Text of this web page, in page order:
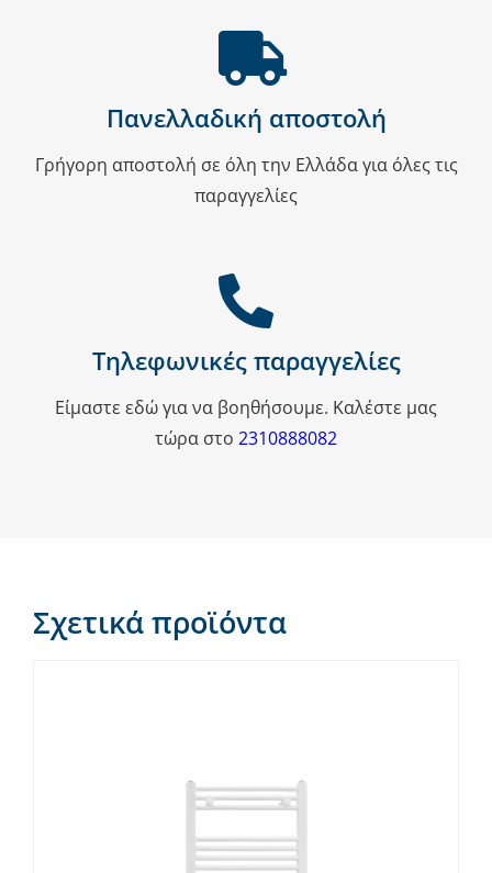
Πανελλαδική αποστολή
Γρήγορη αποστολή σε όλη την Ελλάδα για όλες τις
παραγγελίες
Τηλεφωνικές παραγγελίες
Είμαστε εδώ για να βοηθήσουμε. Καλέστε μας
τώρα στο 2310888082
Σχετικά προϊόντα